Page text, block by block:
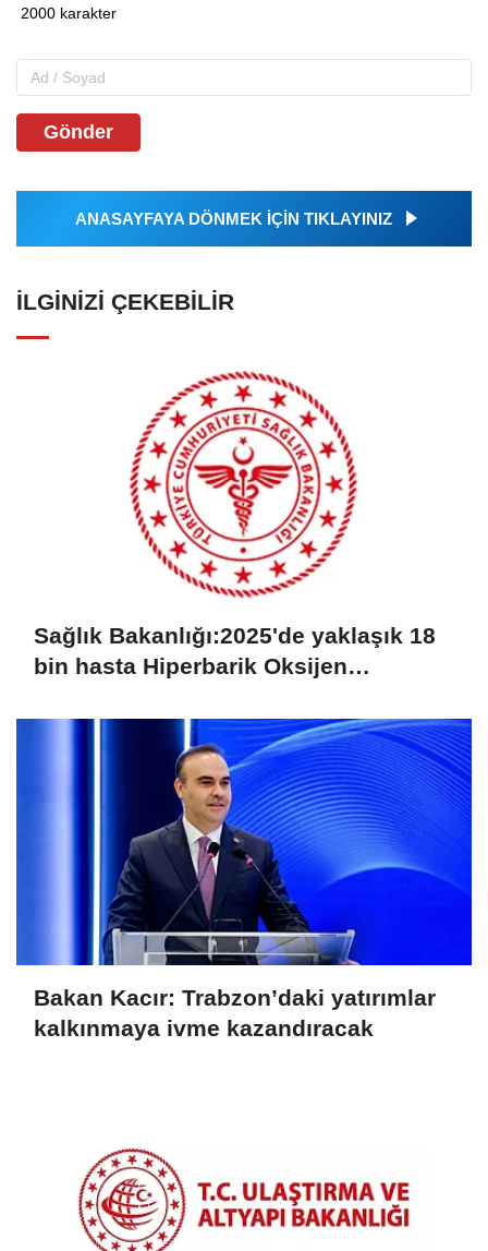
Gönder
ANASAYFAYA DÖNMEK İÇİN TIKLAYINIZ
İLGINIZI ÇEKEBILIR
Sağlık Bakanlığı:2025'de yaklaşık 18
bin hasta Hiperbarik Oksijen
Bakan Kacır: Trabzon’daki yatırımlar
kalkınmaya ivme kazandıracak